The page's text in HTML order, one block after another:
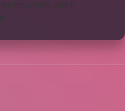
https://nup.com.tr